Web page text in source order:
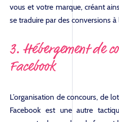
vous et votre marque, créant
se traduire par des conversions à
3. Hébergement de
Facebook
L’organisation de concours, de
Facebook est une autre